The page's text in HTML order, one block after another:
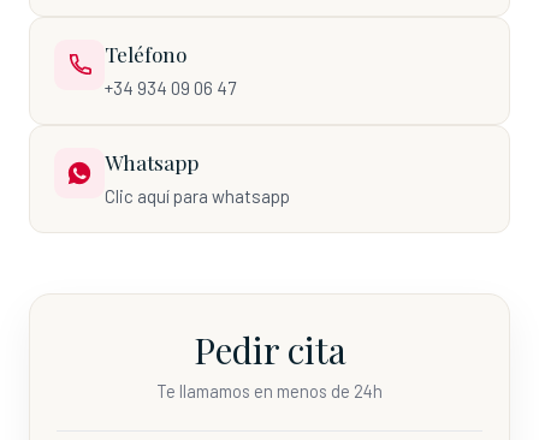
Teléfono
+34 934 09 06 47
Whatsapp
Clic aquí para whatsapp
Pedir cita
Te llamamos en menos de 24h